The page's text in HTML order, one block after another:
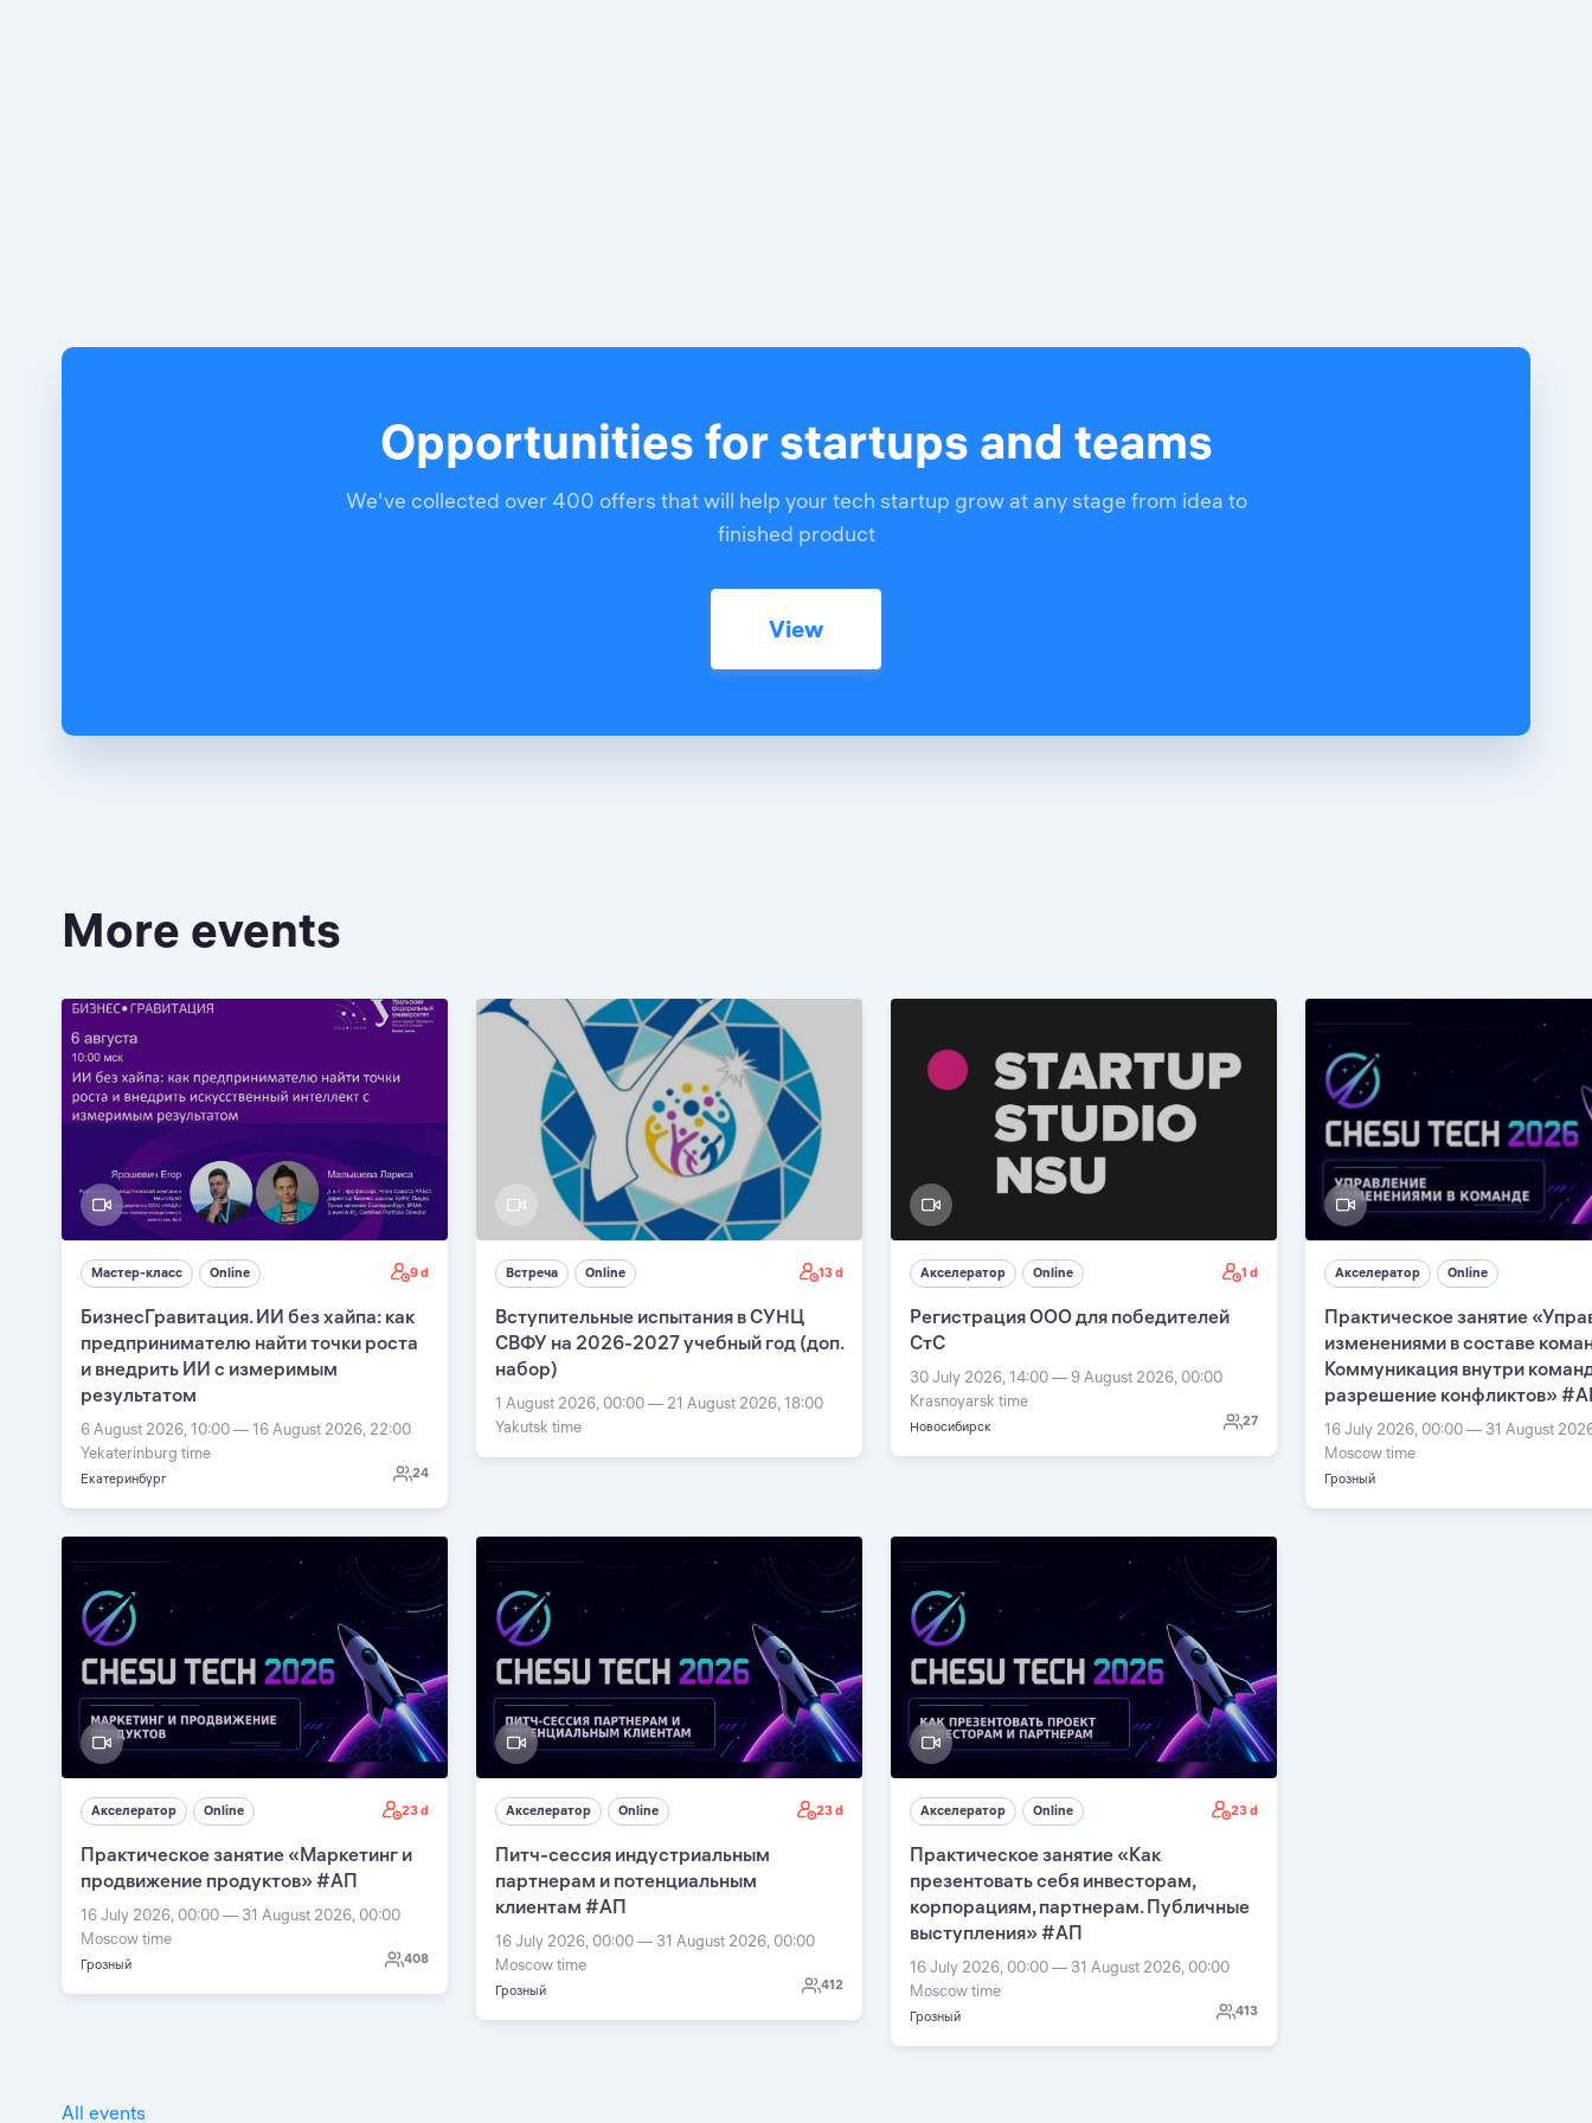
Opportunities for startups and teams
We've collected over 400 offers that will help your tech startup grow at any stage from idea to
finished product
View
More events
Мастер-класс Online 9 d
БизнесГравитация. ИИ без хайпа: как
предпринимателю найти точки роста
и внедрить ИИ с измеримым
результатом
6 August 2026, 10:00 — 16 August 2026, 22:00
Yekaterinburg time
Екатеринбург 24
Встреча Online 13 d
Вступительные испытания в СУНЦ
СВФУ на 2026-2027 учебный год (доп.
набор)
1 August 2026, 00:00 — 21 August 2026, 18:00
Yakutsk time
Акселератор Online 1 d
Регистрация ООО для победителей
СтС
30 July 2026, 14:00 — 9 August 2026, 00:00
Krasnoyarsk time
Новосибирск 27
Акселератор Online
Практическое занятие
изменениями в составе
Коммуникация внутри
разрешение конфликтов»
16 July 2026, 00:00 — 31 August
Moscow time
Грозный
Акселератор Online 23 d
Практическое занятие «Маркетинг и
продвижение продуктов» #АП
16 July 2026, 00:00 — 31 August 2026, 00:00
Moscow time
Грозный 408
Акселератор Online 23 d
Питч-сессия индустриальным
партнерам и потенциальным
клиентам #АП
16 July 2026, 00:00 — 31 August 2026, 00:00
Moscow time
Грозный 412
Акселератор Online 23 d
Практическое занятие «Как
презентовать себя инвесторам,
корпорациям, партнерам. Публичные
выступления» #АП
16 July 2026, 00:00 — 31 August 2026, 00:00
Moscow time
Грозный 413
All events